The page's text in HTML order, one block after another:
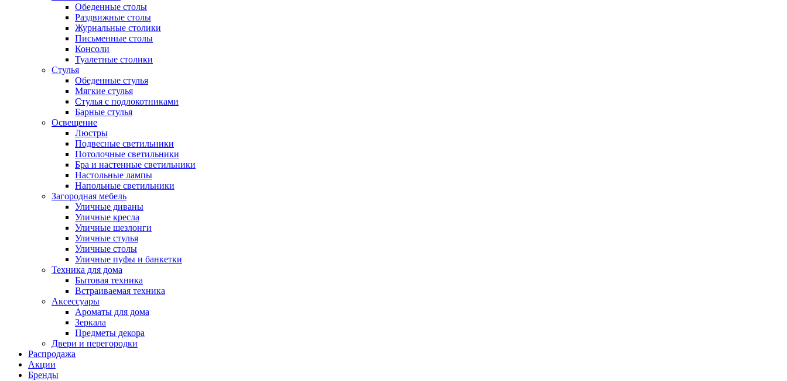
Обеденные столы
Раздвижные столы
Журнальные столики
Письменные столы
Консоли
Туалетные столики
Стулья
Обеденные стулья
Мягкие стулья
Стулья с подлокотниками
Барные стулья
Освещение
Люстры
Подвесные светильники
Потолочные светильники
Бра и настенные светильники
Настольные лампы
Напольные светильники
Загородная мебель
Уличные диваны
Уличные кресла
Уличные шезлонги
Уличные стулья
Уличные столы
Уличные пуфы и банкетки
Техника для дома
Бытовая техника
Встраиваемая техника
Аксессуары
Ароматы для дома
Зеркала
Предметы декора
Двери и перегородки
Распродажа
Акции
Бренды